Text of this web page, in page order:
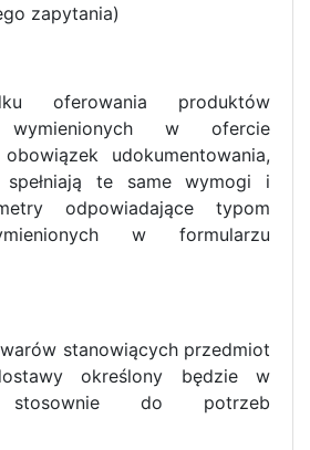
zapytania)
oferowania produktów
wymienionych w ofercie
udokumentowania,
te same wymogi i
odpowiadające typom
w formularzu
stanowiących przedmiot
określony będzie w
stosownie do potrzeb